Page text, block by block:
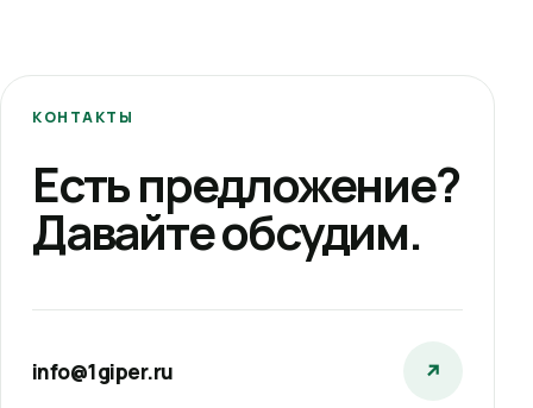
КОНТАКТЫ
Есть предложение?
Давайте обсудим.
info@1giper.ru ↗